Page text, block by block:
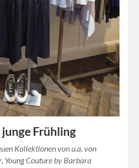
Frühling
Kollektionen von u.a. von
Young Couture by Barbara